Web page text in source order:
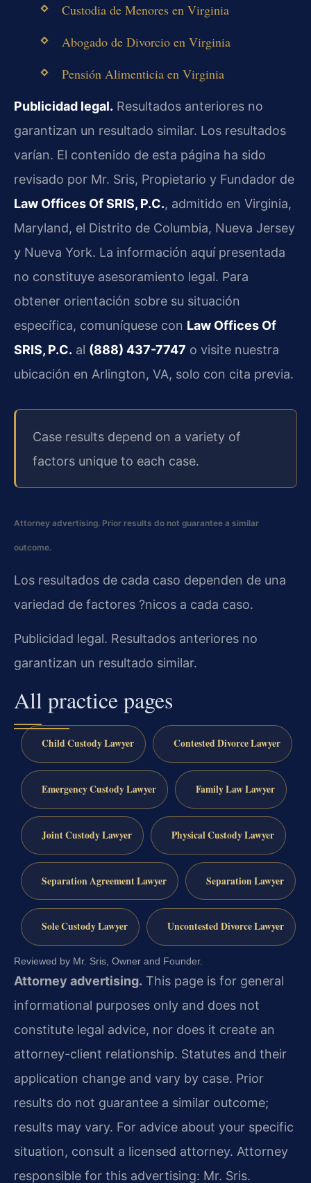
Custodia de Menores en Virginia
Abogado de Divorcio en Virginia
Pensión Alimenticia en Virginia
Publicidad legal. Resultados anteriores no
garantizan un resultado similar. Los resultados
varían. El contenido de esta página ha sido
revisado por Mr. Sris, Propietario y Fundador de
Law Offices Of SRIS, P.C., admitido en Virginia,
Maryland, el Distrito de Columbia, Nueva Jersey
y Nueva York. La información aquí presentada
no constituye asesoramiento legal. Para
obtener orientación sobre su situación
específica, comuníquese con Law Offices Of
SRIS, P.C. al (888) 437-7747 o visite nuestra
ubicación en Arlington, VA, solo con cita previa.
Case results depend on a variety of
factors unique to each case.
Attorney advertising. Prior results do not guarantee a similar
outcome.
Los resultados de cada caso dependen de una
variedad de factores ?nicos a cada caso.
Publicidad legal. Resultados anteriores no
garantizan un resultado similar.
All practice pages
Child Custody Lawyer Contested Divorce Lawyer
Emergency Custody Lawyer Family Law Lawyer
Joint Custody Lawyer Physical Custody Lawyer
Separation Agreement Lawyer Separation Lawyer
Sole Custody Lawyer Uncontested Divorce Lawyer
Reviewed by Mr. Sris, Owner and Founder.
Attorney advertising. This page is for general
informational purposes only and does not
constitute legal advice, nor does it create an
attorney-client relationship. Statutes and their
application change and vary by case. Prior
results do not guarantee a similar outcome;
results may vary. For advice about your specific
situation, consult a licensed attorney. Attorney
responsible for this advertising: Mr. Sris.